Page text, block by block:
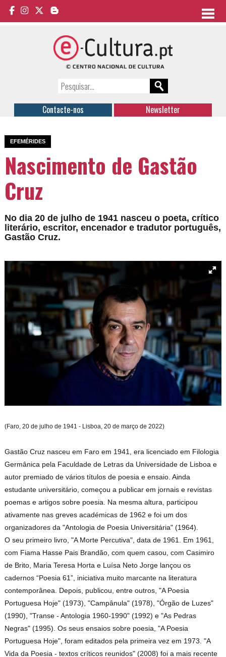
Contacte-nos Newsletter
EFEMÉRIDES
Nascimento de Gastão
Cruz
No dia 20 de julho de 1941 nasceu o poeta,crítico
literário,escritor,encenador etradutor português,
Gastão Cruz.
(Faro, 20 de julho de 1941 - Lisboa, 20 de março de 2022)
Gastão Cruz nasceu em Faro em 1941, era licenciado em Filologia
Germânica pela Faculdade de Letras da Universidade de Lisboa e
autor premiado de vários títulos de poesia e ensaio. Ainda
estudante universitário, começou a publicar em jornais e revistas
poemas e artigos sobre poesia. Na mesma altura, participou
ativamente nas greves académicas de 1962 e foi um dos
organizadores da "Antologia de Poesia Universitária" (1964).
O seu primeiro livro, "A Morte Percutiva", data de 1961. Em 1961,
com Fiama Hasse Pais Brandão, com quem casou, com Casimiro
de Brito, Maria Teresa Horta e Luísa Neto Jorge lançou os
cadernos “Poesia 61”, iniciativa muito marcante na literatura
contemporânea. Depois, publicou, entre outros, "A Poesia
Portuguesa Hoje" (1973), "Campânula" (1978), "Órgão de Luzes"
(1990), "Transe - Antologia 1960-1990" (1992) e "As Pedras
Negras" (1995). Os seus ensaios sobre poesia, "A Poesia
Portuguesa Hoje", foram editados pela primeira vez em 1973. "A
Vida da Poesia - textos críticos reunidos" (2008) foi a mais recente